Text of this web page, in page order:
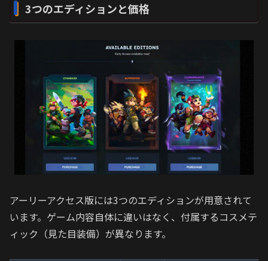
3つのエディションと価格
アーリーアクセス版には3つのエディションが用意されて
います。ゲーム内容自体に違いはなく、付属するコスメテ
ィック（見た目装備）が異なります。